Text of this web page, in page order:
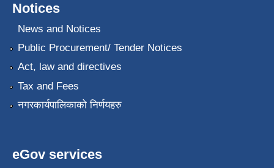
Notices
News and Notices
Public Procurement/ Tender Notices
Act, law and directives
Tax and Fees
नगरकार्यपालिकाको निर्णयहरु
eGov services